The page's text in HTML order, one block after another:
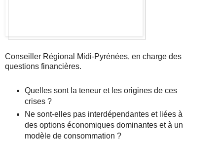
Conseiller Régional Midi-Pyrénées, en charge des
questions financières.
Quelles sont la teneur et les origines de ces
crises ?
Ne sont-elles pas interdépendantes et liées à
des options économiques dominantes et à un
modèle de consommation ?